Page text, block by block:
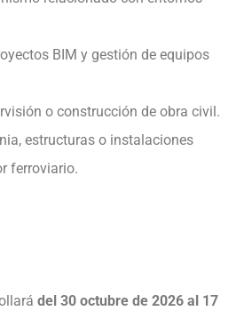
BIM y gestión de equipos
o construcción de obra civil.
estructuras o instalaciones
ferroviario.
del 30 octubre de 2026 al 17